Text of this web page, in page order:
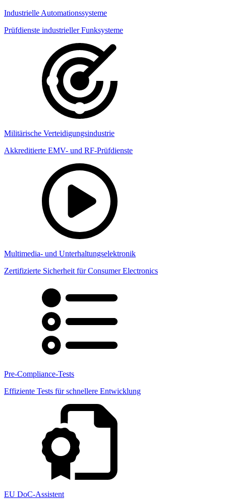
Industrielle Automationssysteme
Prüfdienste industrieller Funksysteme
Militärische Verteidigungsindustrie
Akkreditierte EMV- und RF-Prüfdienste
Multimedia- und Unterhaltungselektronik
Zertifizierte Sicherheit für Consumer Electronics
Pre-Compliance-Tests
Effiziente Tests für schnellere Entwicklung
EU DoC-Assistent